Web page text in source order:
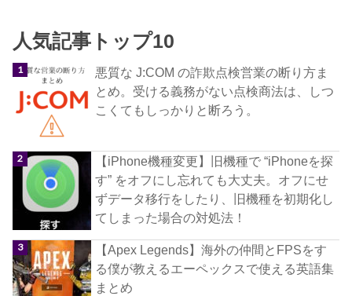
人気記事トップ10
悪質な J:COM の詐欺点検営業の断り方ま
とめ。受ける義務がない点検商法は、しつ
こくてもしっかりと断ろう。
【iPhone機種変更】旧機種で “iPhoneを探
す” をオフにし忘れても大丈夫。オフにせ
ずデータ移行をしたり、旧機種を初期化し
てしまった場合の対処法！
【Apex Legends】海外の仲間とFPSをす
る僕が教えるエーペックスで使える英語集
まとめ